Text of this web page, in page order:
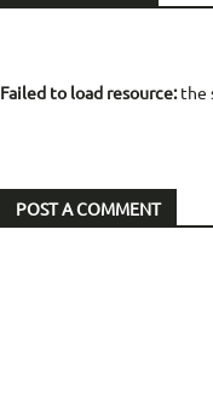
Failed to load resource:the
POST A COMMENT